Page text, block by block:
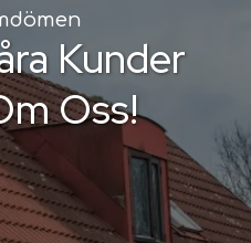
Kunder
Oss!